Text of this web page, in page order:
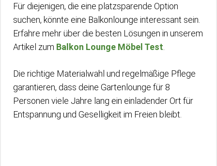
Für diejenigen, die eine platzsparende Option
suchen, könnte eine Balkonlounge interessant sein.
Erfahre mehr über die besten Lösungen in unserem
Artikel zum Balkon Lounge Möbel Test
Die richtige Materialwahl und regelmäßige Pflege
garantieren, dass deine Gartenlounge für 8
Personen viele Jahre lang ein einladender Ort für
Entspannung und Geselligkeit im Freien bleibt.